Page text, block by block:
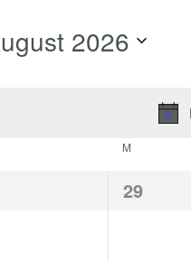
August 2026
M
029